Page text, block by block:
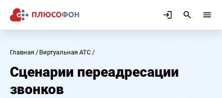
Главная Виртуальная АТС
Сценарии переадресации
звонков